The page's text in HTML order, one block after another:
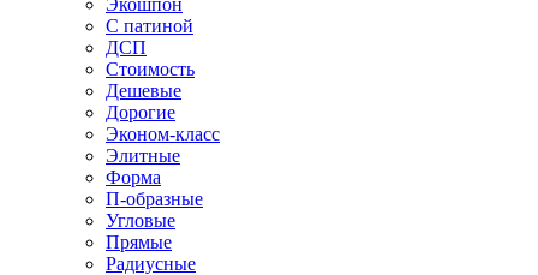
Экошпон
С патиной
ДСП
Стоимость
Дешевые
Дорогие
Эконом-класс
Элитные
Форма
П-образные
Угловые
Прямые
Радиусные